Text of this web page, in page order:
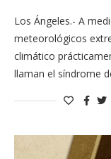
Los Ángeles.- A
meteorológicos
climático
llaman el síndrome